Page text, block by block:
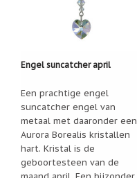
cadeauverpakking
Nieuw:
3
termijnen!
Verhuizingsuitverkoop
Hulp
bij
Engel suncatcher april
Een prachtige engel
suncatcher engel van
metaal met daaronder een
Aurora Borealis kristallen
hart. Kristal is de
geboortesteen van de
maand april. Een bijzonder